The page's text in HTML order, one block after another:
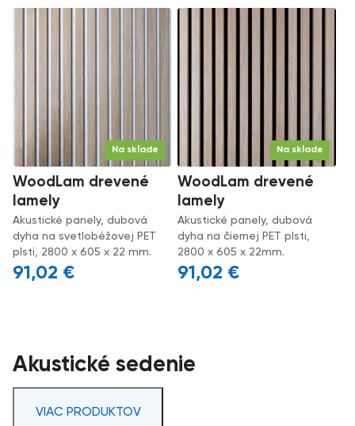
Na sklade
WoodLam drevené
lamely
Akustické panely, dubová
dyha na svetlobéžovej PET
plsti, 2800 x 605 x 22 mm.
91,02 €
Na sklade
WoodLam drevené
lamely
Akustické panely, dubová
dyha na čiernej PET plsti,
2800 x 605 x 22mm.
91,02 €
Akustické sedenie
VIAC PRODUKTOV